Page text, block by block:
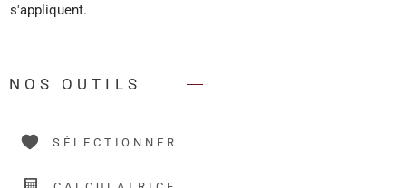
s'appliquent.
NOS OUTILS
SÉLECTIONNER